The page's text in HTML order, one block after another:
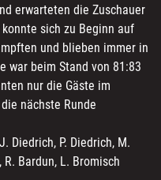
erwarteten die Zuschauer
sich zu Beginn auf
und blieben immer in
war beim Stand von 81:83
nur die Gäste im
nächste Runde
Diedrich, P. Diedrich, M.
R. Bardun, L. Bromisch